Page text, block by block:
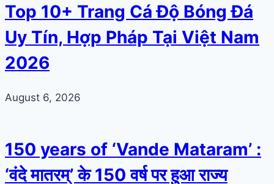
Top 10+ Trang Cá Độ Bóng Đá
Uy Tín, Hợp Pháp Tại Việt Nam
2026
August 6, 2026
150 years of ‘Vande Mataram’ :
‘वंदे मातरम्’ के 150 वर्ष पर हुआ राज्य